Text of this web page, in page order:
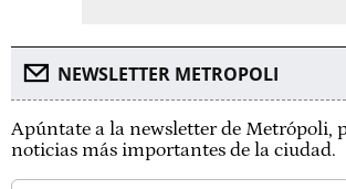
NEWSLETTER METROPOLI
Apúntate a la newsletter de Metrópoli,
noticias más importantes de la ciudad.